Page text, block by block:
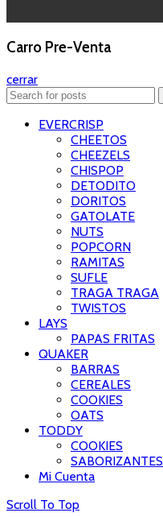
Carro Pre-Venta
cerrar
EVERCRISP
CHEETOS
CHEEZELS
CHISPOP
DETODITO
DORITOS
GATOLATE
NUTS
POPCORN
RAMITAS
SUFLE
TRAGA TRAGA
TWISTOS
LAYS
PAPAS FRITAS
QUAKER
BARRAS
CEREALES
COOKIES
OATS
TODDY
COOKIES
SABORIZANTES
Mi Cuenta
Scroll To Top